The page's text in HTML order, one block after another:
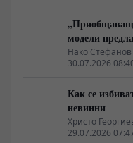
„Приобщаващ
модели
неолиберализма
Нако Стефанов
30.07.2026
Как се
невинни
Христо
29.07.2026